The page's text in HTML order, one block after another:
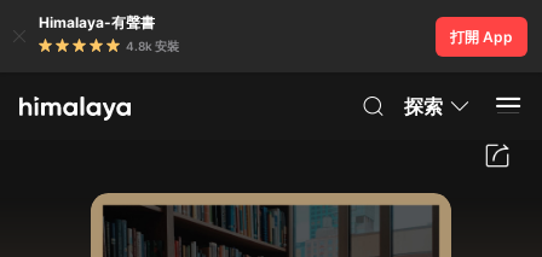
Himalaya-有聲書
4.8k 安裝
打開 App
探索